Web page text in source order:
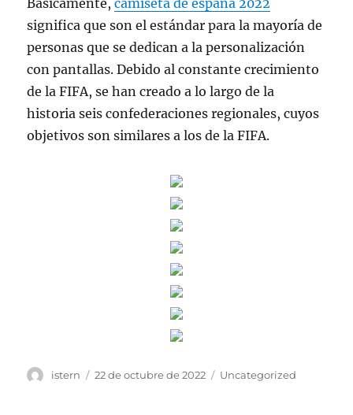
Básicamente,camiseta de españa 2022
significa que son el estándar para la mayoría de
personas que se dedican a la personalización
con pantallas. Debido al constante crecimiento
de la FIFA, se han creado a lo largo de la
historia seis confederaciones regionales, cuyos
objetivos son similares a los de la FIFA.
Autor
istern
Publicado
22 de octubre de 2022 Categorías
Uncategorized